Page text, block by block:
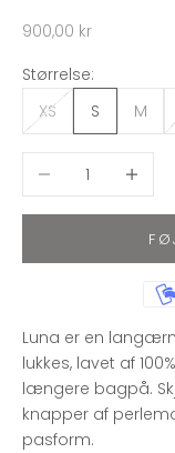
Salgspris
900,00 kr
Størrelse:
XS
S M
Sænk antal Øg antal
Luna er en
lukkes, lavet af
længere bagpå.
knapper af
pasform.